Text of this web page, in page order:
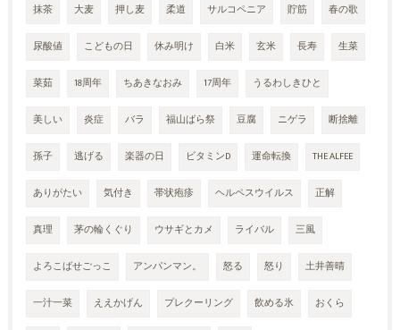
抹茶 大麦 押し麦 柔道 サルコペニア 貯筋 春の歌
尿酸値 こどもの日 休み明け 白米 玄米 長寿 生菜
菜茹 18周年 ちあきなおみ 17周年 うるわしきひと
美しい 炎症 バラ 福山ばら祭 豆腐 ニゲラ 断捨離
孫子 逃げる 楽器の日 ビタミンD 運命転換 THE ALFEE
ありがたい 気付き 帯状疱疹 ヘルペスウイルス 正解
真理 茅の輪くぐり ウサギとカメ ライバル 三風
よろこばせごっこ アンパンマン。 怒る 怒り 土井善晴
一汁一菜 ええかげん プレクーリング 飲める氷 おくら